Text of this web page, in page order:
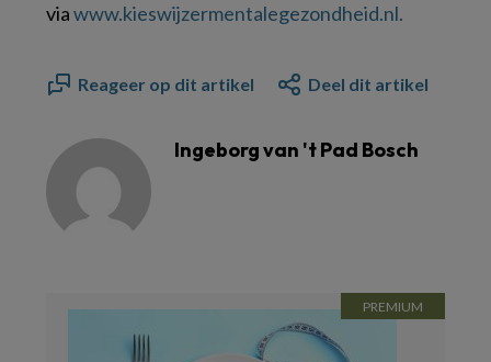
viawww.kieswijzermentalegezondheid.nl.
Reageer op dit artikel Deel dit artikel
Ingeborg van 't Pad Bosch